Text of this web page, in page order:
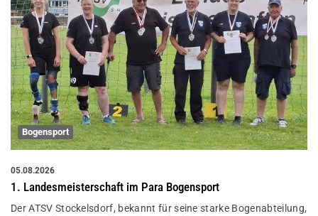
Bogensport
05.08.2026
1. Landesmeisterschaft im Para Bogensport
Der ATSV Stockelsdorf, bekannt für seine starke Bogenabteilung,